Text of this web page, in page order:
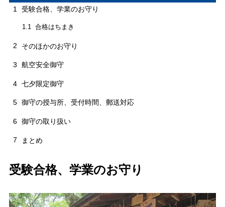
1 受験合格、学業のお守り
1.1 合格はちまき
2 そのほかのお守り
3 航空安全御守
4 七夕限定御守
5 御守の授与所、受付時間、郵送対応
6 御守の取り扱い
7 まとめ
受験合格、学業のお守り